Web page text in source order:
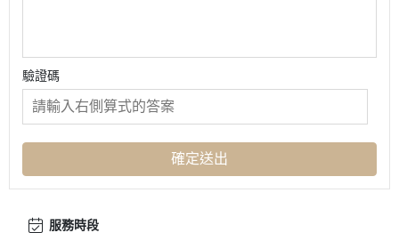
驗證碼
確定送出
服務時段